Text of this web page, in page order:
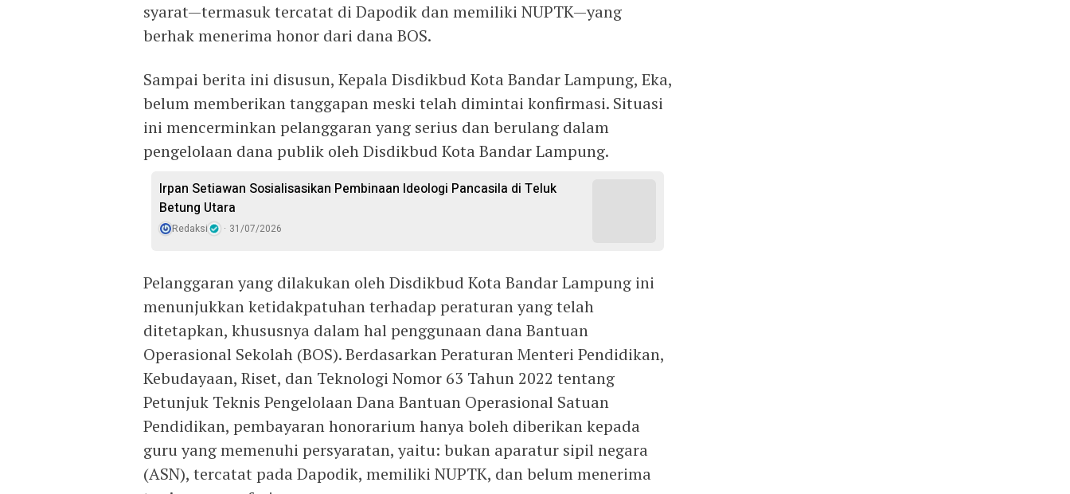
syarat—termasuk tercatat di Dapodik dan memiliki NUPTK—yang
berhak menerima honor dari dana BOS.
Sampai berita ini disusun, Kepala Disdikbud Kota Bandar Lampung, Eka,
belum memberikan tanggapan meski telah dimintai konfirmasi. Situasi
ini mencerminkan pelanggaran yang serius dan berulang dalam
pengelolaan dana publik oleh Disdikbud Kota Bandar Lampung.
Irpan Setiawan Sosialisasikan Pembinaan Ideologi Pancasila di Teluk
Betung Utara
Redaksi 31/07/2026
Pelanggaran yang dilakukan oleh Disdikbud Kota Bandar Lampung ini
menunjukkan ketidakpatuhan terhadap peraturan yang telah
ditetapkan, khususnya dalam hal penggunaan dana Bantuan
Operasional Sekolah (BOS). Berdasarkan Peraturan Menteri Pendidikan,
Kebudayaan, Riset, dan Teknologi Nomor 63 Tahun 2022 tentang
Petunjuk Teknis Pengelolaan Dana Bantuan Operasional Satuan
Pendidikan, pembayaran honorarium hanya boleh diberikan kepada
guru yang memenuhi persyaratan, yaitu: bukan aparatur sipil negara
(ASN), tercatat pada Dapodik, memiliki NUPTK, dan belum menerima